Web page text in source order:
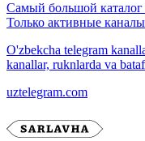
Самый большой каталог
Только активные
O'zbekcha telegram
kanallar, ruknlarda va
uztelegram.com